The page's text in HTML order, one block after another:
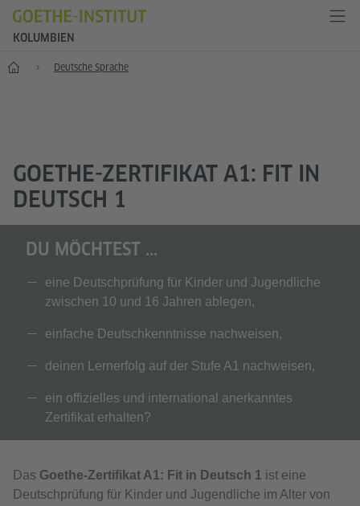
KOLUMBIEN
Start Deutsche Sprache
GOETHE-ZERTIFIKAT A1: FIT IN
DEUTSCH 1
DU MÖCHTEST ...
eine Deutschprüfung für Kinder und Jugendliche
zwischen 10 und 16 Jahren ablegen,
einfache Deutschkenntnisse nachweisen,
deinen Lernerfolg auf der Stufe A1 nachweisen,
ein offizielles und international anerkanntes
Zertifikat erhalten?
Das Goethe-Zertifikat A1: Fit in Deutsch 1 ist eine
Deutschprüfung für Kinder und Jugendliche im Alter von